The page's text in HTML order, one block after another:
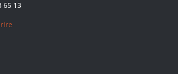
65 13